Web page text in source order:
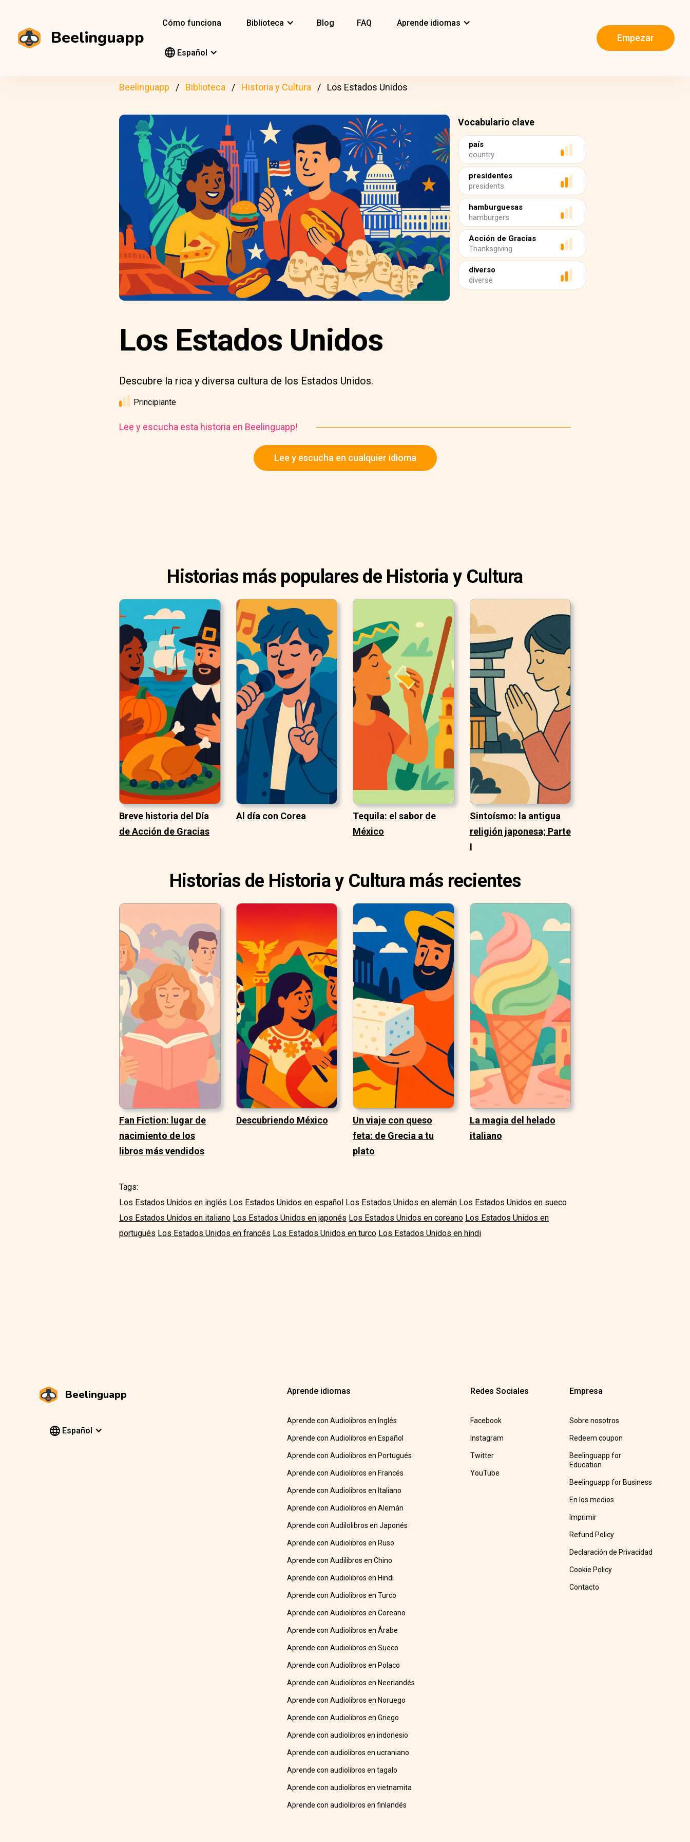
Beelinguapp
Cómo funciona Biblioteca Blog FAQ Aprende idiomas
Español
Empezar
Beelinguapp Biblioteca Historia y Cultura Los Estados Unidos
Vocabulario clave
país
country
presidentes
presidents
hamburguesas
hamburgers
Acción de Gracias
Thanksgiving
diverso
diverse
Los Estados Unidos
Descubre la rica y diversa cultura de los Estados Unidos.
Principiante
Lee y escucha esta historia en Beelinguapp!
Lee y escucha en cualquier idioma
Historias más populares de Historia y Cultura
Breve historia del Día
de Acción de Gracias
Al día con Corea
Tequila: el sabor de
México
Sintoísmo: la antigua
religión japonesa; Parte
I
Historias de Historia y Cultura más recientes
Fan Fiction: lugar de
nacimiento de los
libros más vendidos
Descubriendo México
Un viaje con queso
feta: de Grecia a tu
plato
La magia del helado
italiano
Tags:
Los Estados Unidos en inglés Los Estados Unidos en español Los Estados Unidos en alemán Los Estados Unidos en sueco
Los Estados Unidos en italiano Los Estados Unidos en japonés Los Estados Unidos en coreano Los Estados Unidos en
portugués Los Estados Unidos en francés Los Estados Unidos en turco Los Estados Unidos en hindi
Beelinguapp
Español
Aprende idiomas
Aprende con Audiolibros en Inglés
Aprende con Audiolibros en Español
Aprende con Audiolibros en Portugués
Aprende con Audiolibros en Francés
Aprende con Audiolibros en Italiano
Aprende con Audiolibros en Alemán
Aprende con Audilolibros en Japonés
Aprende con Audiolibros en Ruso
Aprende con Audilibros en Chino
Aprende con Audiolibros en Hindi
Aprende con Audiolibros en Turco
Aprende con Audiolibros en Coreano
Aprende con Audiolibros en Árabe
Aprende con Audiolibros en Sueco
Aprende con Audiolibros en Polaco
Aprende con Audiolibros en Neerlandés
Aprende con Audiolibros en Noruego
Aprende con Audiolibros en Griego
Aprende con audiolibros en indonesio
Aprende con audiolibros en ucraniano
Aprende con audiolibros en tagalo
Aprende con audiolibros en vietnamita
Aprende con audiolibros en finlandés
Redes Sociales
Facebook
Instagram
Twitter
YouTube
Empresa
Sobre nosotros
Redeem coupon
Beelinguapp for
Education
Beelinguapp for Business
En los medios
Imprimir
Refund Policy
Declaración de Privacidad
Cookie Policy
Contacto